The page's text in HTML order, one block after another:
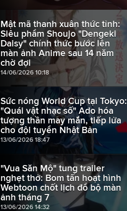
Mật mã thanh xuân thức tỉnh:
Siêu phẩm Shoujo "Dengeki
Daisy" chính thức bước lên
màn ảnh Anime sau 14 năm
chờ đợi
14/06/2026 10:18
Sức nóng World Cup tại Tokyo:
"Quái vật nhạc số" Ado hóa
tượng thần may mắn, tiếp lửa
cho đội tuyển Nhật Bản
13/06/2026 18:47
"Vua Săn Mộ" tung trailer
nghẹt thở: Bom tấn hoạt hình
Webtoon chốt lịch đổ bộ màn
ảnh tháng 7
13/06/2026 14:32